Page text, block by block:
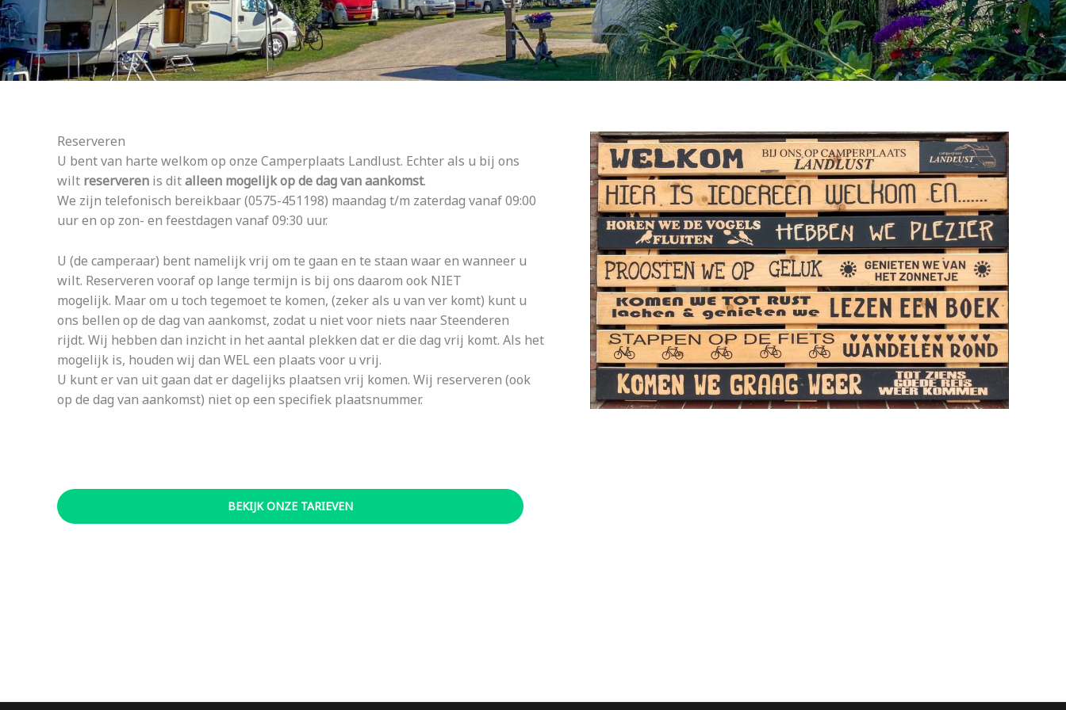
Reserveren
U bent van harte welkom op onze Camperplaats Landlust. Echter als u bij ons
wilt reserveren is ditalleen mogelijk op de dag van aankomst.
We zijn telefonisch bereikbaar (0575-451198) maandag t/m zaterdag vanaf 09:00
uur en op zon- en feestdagen vanaf 09:30 uur.
U (de camperaar) bent namelijk vrij om te gaan en te staan waar en wanneer u
wilt. Reserveren vooraf op lange termijn is bij ons daarom ook NIET
mogelijk. Maar om u toch tegemoet te komen, (zeker als u van ver komt) kunt u
ons bellen op de dag van aankomst, zodat u niet voor niets naar Steenderen
rijdt. Wij hebben dan inzicht in het aantal plekken dat er die dag vrij komt. Als het
mogelijk is, houden wij dan WEL een plaats voor u vrij.
U kunt er van uit gaan dat er dagelijks plaatsen vrij komen. Wij reserveren (ook
op de dag van aankomst) niet op een specifiek plaatsnummer.
BEKIJK ONZE TARIEVEN